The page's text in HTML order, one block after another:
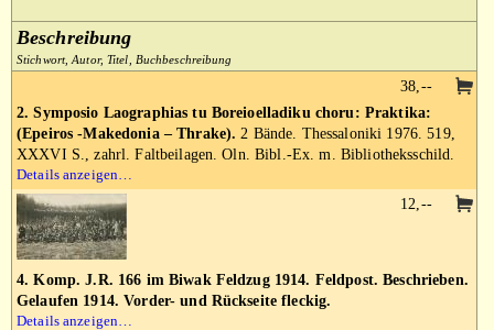
Beschreibung
Stichwort, Autor, Titel, Buchbeschreibung
2. Symposio Laographias tu Boreioelladiku choru: Praktika:
(Epeiros -Makedonia – Thrake). 2 Bände. Thessaloniki 1976. 519,
XXXVI S., zahrl. Faltbeilagen. Oln. Bibl.-Ex. m. Bibliotheksschild.
Details anzeigen…
38,--
4. Komp. J.R. 166 im Biwak Feldzug 1914. Feldpost. Beschrieben.
Gelaufen 1914. Vorder- und Rückseite fleckig.
Details anzeigen…
12,--